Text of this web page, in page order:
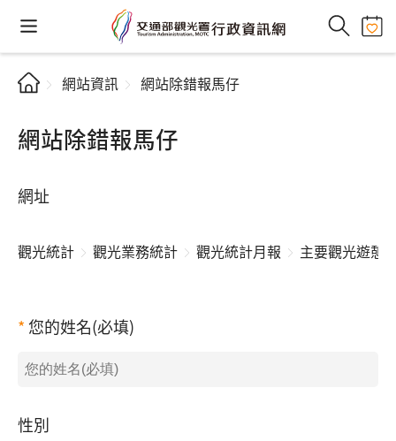
網站資訊 網站除錯報馬仔
網站除錯報馬仔
網址
觀光統計 觀光業務統計 觀光統計月報 主要觀光遊憩
您的姓名(必填)
性別